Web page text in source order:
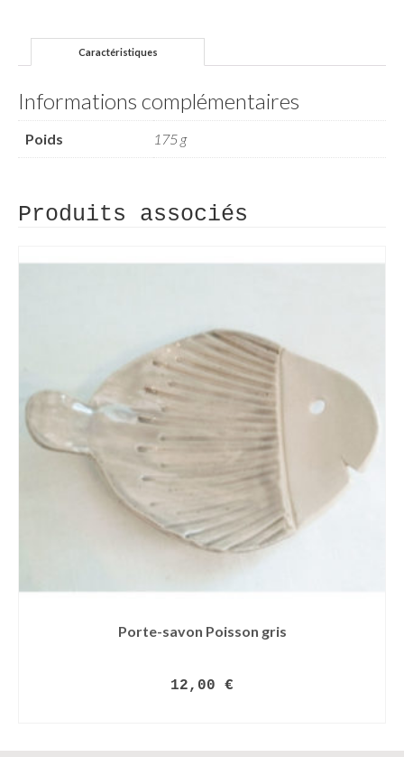
Caractéristiques
Informations complémentaires
Poids 175 g
Produits associés
Porte-savon Poisson gris
12,00 €